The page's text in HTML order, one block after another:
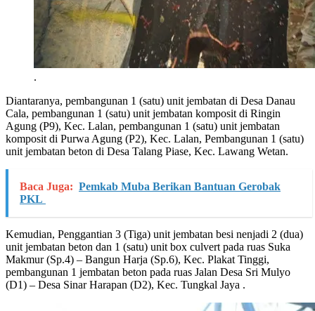
.
Diantaranya, pembangunan 1 (satu) unit jembatan di Desa Danau
Cala, pembangunan 1 (satu) unit jembatan komposit di Ringin
Agung (P9), Kec. Lalan, pembangunan 1 (satu) unit jembatan
komposit di Purwa Agung (P2), Kec. Lalan, Pembangunan 1 (satu)
unit jembatan beton di Desa Talang Piase, Kec. Lawang Wetan.
Baca Juga: Pemkab Muba Berikan Bantuan Gerobak
PKL
Kemudian, Penggantian 3 (Tiga) unit jembatan besi nenjadi 2 (dua)
unit jembatan beton dan 1 (satu) unit box culvert pada ruas Suka
Makmur (Sp.4) – Bangun Harja (Sp.6), Kec. Plakat Tinggi,
pembangunan 1 jembatan beton pada ruas Jalan Desa Sri Mulyo
(D1) – Desa Sinar Harapan (D2), Kec. Tungkal Jaya .